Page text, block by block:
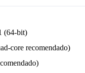
(64-bit)
core recomendado)